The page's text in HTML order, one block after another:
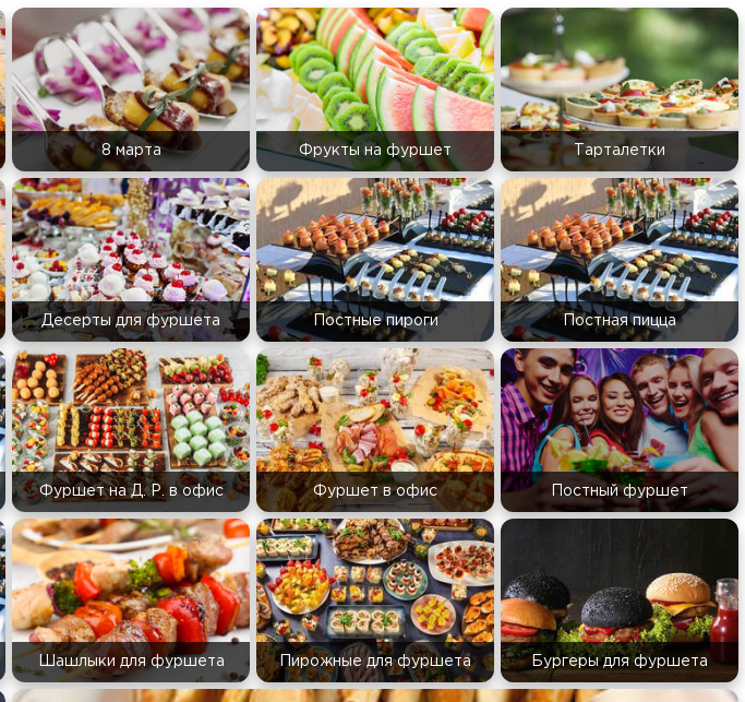
8 марта Фрукты на фуршет Тарталетки
Десерты для фуршета Постные пироги Постная пицца
Фуршет на Д. Р. в офис Фуршет в офис Постный фуршет
Шашлыки для фуршета Пирожные для фуршета Бургеры для фуршета